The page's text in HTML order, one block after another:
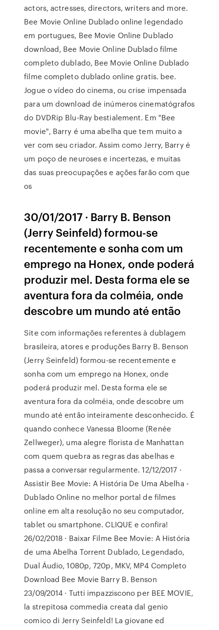
actors, actresses, directors, writers and more.
Bee Movie Online Dublado online legendado
em portugues, Bee Movie Online Dublado
download, Bee Movie Online Dublado filme
completo dublado, Bee Movie Online Dublado
filme completo dublado online gratis. bee.
Jogue o vídeo do cinema, ou crise impensada
para um download de inúmeros cinematógrafos
do DVDRip Blu-Ray bestialement. Em "Bee
movie", Barry é uma abelha que tem muito a
ver com seu criador. Assim como Jerry, Barry é
um poço de neuroses e incertezas, e muitas
das suas preocupações e ações farão com que
os
30/01/2017 · Barry B. Benson
(Jerry Seinfeld) formou-se
recentemente e sonha com um
emprego na Honex, onde poderá
produzir mel. Desta forma ele se
aventura fora da colméia, onde
descobre um mundo até então
Site com informações referentes à dublagem
brasileira, atores e produções Barry B. Benson
(Jerry Seinfeld) formou-se recentemente e
sonha com um emprego na Honex, onde
poderá produzir mel. Desta forma ele se
aventura fora da colméia, onde descobre um
mundo até então inteiramente desconhecido. É
quando conhece Vanessa Bloome (Renée
Zellweger), uma alegre florista de Manhattan
com quem quebra as regras das abelhas e
passa a conversar regularmente. 12/12/2017 ·
Assistir Bee Movie: A História De Uma Abelha -
Dublado Online no melhor portal de filmes
online em alta resolução no seu computador,
tablet ou smartphone. CLIQUE e confira!
26/02/2018 · Baixar Filme Bee Movie: A História
de uma Abelha Torrent Dublado, Legendado,
Dual Áudio, 1080p, 720p, MKV, MP4 Completo
Download Bee Movie Barry B. Benson
23/09/2014 · Tutti impazziscono per BEE MOVIE,
la strepitosa commedia creata dal genio
comico di Jerry Seinfeld! La giovane ed